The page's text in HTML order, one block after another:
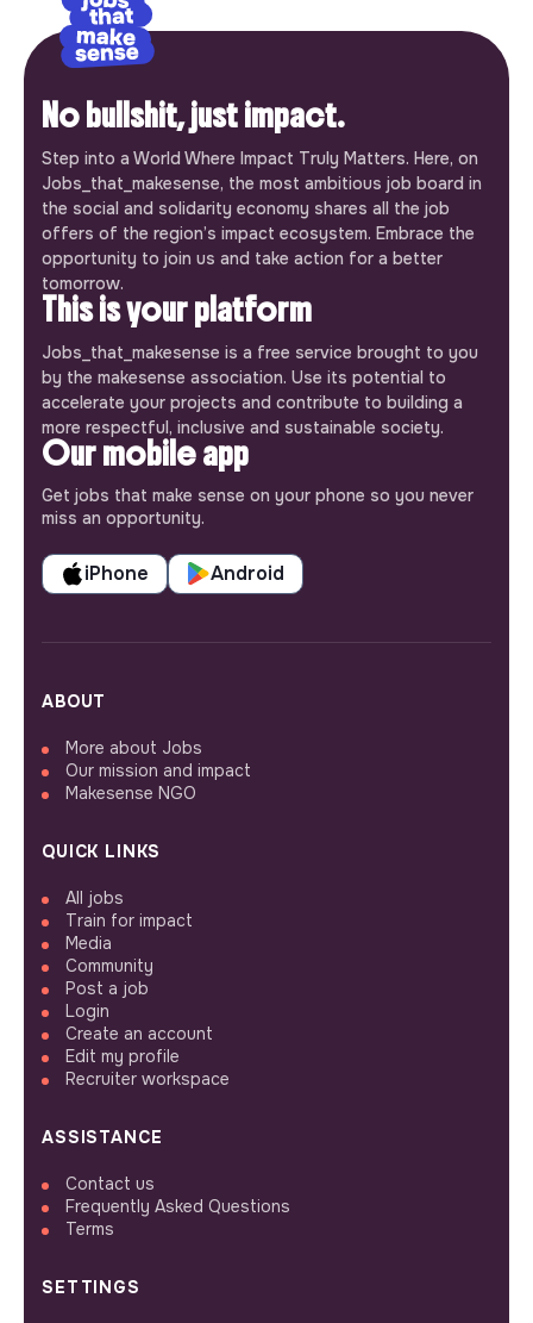
No bullshit, just impact.
Step into a World Where Impact Truly Matters. Here, on
Jobs_that_makesense, the most ambitious job board in
the social and solidarity economy shares all the job
offers of the region’s impact ecosystem. Embrace the
opportunity to join us and take action for a better
tomorrow.
This is your platform
Jobs_that_makesense is a free service brought to you
by the makesense association. Use its potential to
accelerate your projects and contribute to building a
more respectful, inclusive and sustainable society.
Our mobile app
Get jobs that make sense on your phone so you never
miss an opportunity.
iPhone Android
ABOUT
More about Jobs
Our mission and impact
Makesense NGO
QUICK LINKS
All jobs
Train for impact
Media
Community
Post a job
Login
Create an account
Edit my profile
Recruiter workspace
ASSISTANCE
Contact us
Frequently Asked Questions
Terms
SETTINGS